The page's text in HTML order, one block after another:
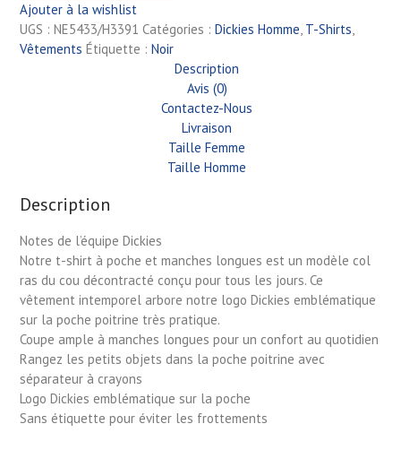
Ajouter à la wishlist
UGS : NE5433/H3391 Catégories : Dickies Homme, T-Shirts,
Vêtements Étiquette : Noir
Description
Avis (0)
Contactez-Nous
Livraison
Taille Femme
Taille Homme
Description
Notes de l’équipe Dickies
Notre t-shirt à poche et manches longues est un modèle col
ras du cou décontracté conçu pour tous les jours. Ce
vêtement intemporel arbore notre logo Dickies emblématique
sur la poche poitrine très pratique.
Coupe ample à manches longues pour un confort au quotidien
Rangez les petits objets dans la poche poitrine avec
séparateur à crayons
Logo Dickies emblématique sur la poche
Sans étiquette pour éviter les frottements